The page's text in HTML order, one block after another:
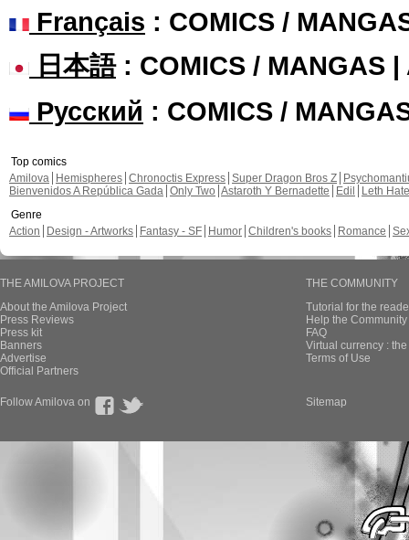
Français : COMICS /
日本語: COMICS / MANGAS |
Русский : COMICS /
Top comics
Amilova
Hemispheres Chronoctis Express Super Dragon Bros Z
Bienvenidos A República Gada Only Two Astaroth Y Bernadette Edil
Leth Hate
Genre
Action
Design - Artworks Fantasy - SF Humor Children's books Romance
THE AMILOVA PROJECT
About the Amilova Project
Press Reviews
Press kit
Banners
Advertise
Official Partners
THE COMMUNITY
Tutorial for the
Help the
FAQ
Virtual currency :
Terms of Use
Follow Amilova on Sitemap